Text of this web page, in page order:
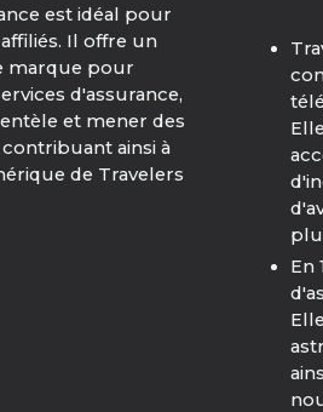
est idéal pour
Il offre un
marque pour
d'assurance,
et mener des
ainsi à
de Travelers
En